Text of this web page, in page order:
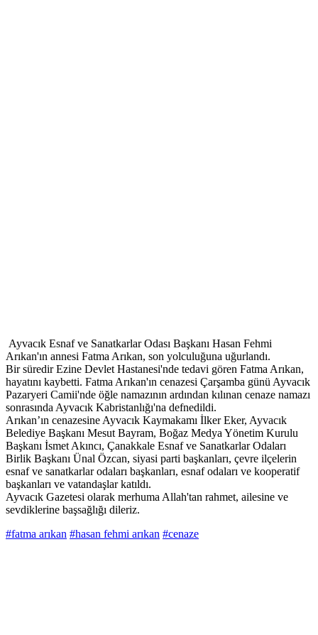
Ayvacık Esnaf ve Sanatkarlar Odası Başkanı Hasan Fehmi
Arıkan'ın annesi Fatma Arıkan, son yolculuğuna uğurlandı.
Bir süredir Ezine Devlet Hastanesi'nde tedavi gören Fatma Arıkan,
hayatını kaybetti. Fatma Arıkan'ın cenazesi Çarşamba günü Ayvacık
Pazaryeri Camii'nde öğle namazının ardından kılınan cenaze namazı
sonrasında Ayvacık Kabristanlığı'na defnedildi.
Arıkan’ın cenazesine Ayvacık Kaymakamı İlker Eker, Ayvacık
Belediye Başkanı Mesut Bayram, Boğaz Medya Yönetim Kurulu
Başkanı İsmet Akıncı, Çanakkale Esnaf ve Sanatkarlar Odaları
Birlik Başkanı Ünal Özcan, siyasi parti başkanları, çevre ilçelerin
esnaf ve sanatkarlar odaları başkanları, esnaf odaları ve kooperatif
başkanları ve vatandaşlar katıldı.
Ayvacık Gazetesi olarak merhuma Allah'tan rahmet, ailesine ve
sevdiklerine başsağlığı dileriz.
#fatma arıkan #hasan fehmi arıkan #cenaze